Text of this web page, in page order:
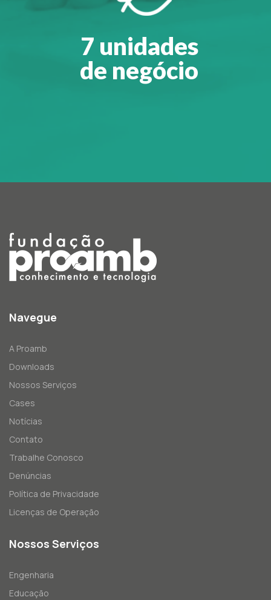
7 unidades
de negócio
Navegue
A Proamb
Downloads
Nossos Serviços
Cases
Notícias
Contato
Trabalhe Conosco
Denúncias
Política de Privacidade
Licenças de Operação
Nossos Serviços
Engenharia
Educação